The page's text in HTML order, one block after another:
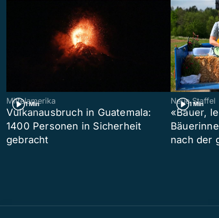
1 Min
Mittelamerika
Vulkanausbruch in Guatemala:
1400 Personen in Sicherheit
gebracht
1 Min
Neue Staffel
«Bauer,
nach der